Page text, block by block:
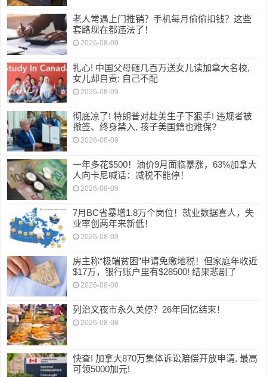
老人常遇上门推销？手机每月偷偷扣钱？这些
套路现在都违法了！
2026-08-09
扎心! 中国父母砸几百万送女儿读加拿大名校,
女儿却自责: 自己不配
2026-08-09
彻底凉了! 特朗普对赴美生子下狠手! 违规者被
撤签、终身禁入, 孩子美国籍也难保?
2026-08-09
一年多花$500！油价9月面临暴涨，63%加拿大
人向卡尼喊话：减税不能停！
2026-08-09
7月BC省暴增1.8万个岗位！就业数据喜人，失
业率创两年来新低！
2026-08-09
房主称“极端贫困”申请免缴地税！但家庭年收近
$17万，银行账户里有$28500! 结果悲剧了
2026-08-08
列治文夜市永久关停？26年回忆结束！
2026-08-08
快查! 加拿大870万集体诉讼赔偿开放申请, 最高
可领5000加元!